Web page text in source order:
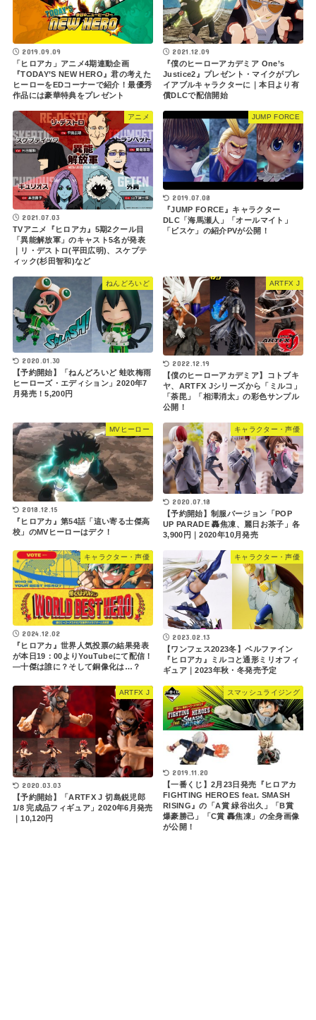
2019.09.09
「ヒロアカ」アニメ4期連動企画
『TODAY’S NEW HERO』君の考えた
ヒーローをEDコーナーで紹介！最優秀
作品には豪華特典をプレゼント
2021.12.09
『僕のヒーローアカデミア One’s
Justice2』プレゼント・マイクがプレ
イアブルキャラクターに｜本日より有
償DLCで配信開始
アニメ
2021.07.03
TVアニメ『ヒロアカ』5期2クール目
「異能解放軍」のキャスト5名が発表
｜リ・デストロ(平田広明)、スケプテ
ィック(杉田智和)など
JUMP FORCE
2019.07.08
『JUMP FORCE』キャラクター
DLC「海馬瀬人」「オールマイト」
「ビスケ」の紹介PVが公開！
ねんどろいど
2020.01.30
【予約開始】「ねんどろいど 蛙吹梅雨
ヒーローズ・エディション」2020年7
月発売！5,200円
ARTFX J
2022.12.19
【僕のヒーローアカデミア】コトブキ
ヤ、ARTFX Jシリーズから「ミルコ」
「荼毘」「相澤消太」の彩色サンプル
公開！
MVヒーロー
2018.12.15
『ヒロアカ』第54話「這い寄る士傑高
校」のMVヒーローはデク！
キャラクター・声優
2020.07.18
【予約開始】制服バージョン「POP
UP PARADE 轟焦凍、麗日お茶子」各
3,900円｜2020年10月発売
キャラクター・声優
2024.12.02
『ヒロアカ』世界人気投票の結果発表
が本日19：00よりYouTubeにて配信！
―十傑は誰に？そして銅像化は…？
キャラクター・声優
2023.02.13
【ワンフェス2023冬】ベルファイン
『ヒロアカ』ミルコと通形ミリオフィ
ギュア｜2023年秋・冬発売予定
ARTFX J
2020.03.03
【予約開始】「ARTFX J 切島鋭児郎
1/8 完成品フィギュア」2020年6月発売
｜10,120円
スマッシュライジング
2019.11.20
【一番くじ】2月23日発売『ヒロアカ
FIGHTING HEROES feat. SMASH
RISING』の「A賞 緑谷出久」「B賞
爆豪勝己」「C賞 轟焦凍」の全身画像
が公開！